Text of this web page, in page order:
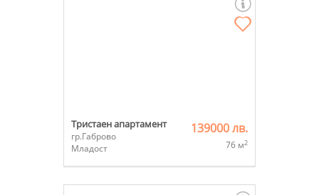
Тристаен апартамент
гр.Габрово
Младост
139000 лв.
76 м2